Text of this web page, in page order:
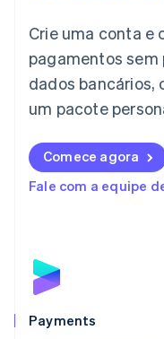
Crie uma conta e
pagamentos
dados bancários,
um pacote
Comece agora
Fale com a equipe
Payments
Italiano English
日本語English
Letônia
Liechtenstein
Lituânia
English
Luxemburgo
Malta
English
EspañolEnglish